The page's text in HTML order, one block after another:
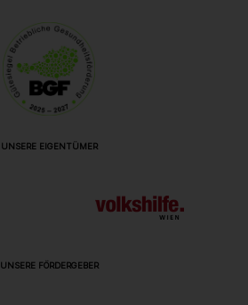
UNSERE EIGENTÜMER
UNSERE FÖRDERGEBER